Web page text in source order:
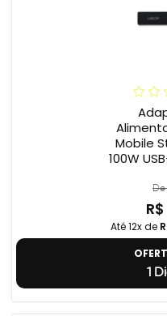
Mobile
100W
De
Até 12x de
1